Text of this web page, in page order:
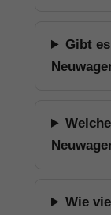
Gibt
Wie